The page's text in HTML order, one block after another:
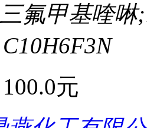
氟甲基喹啉
C10H6F3N
100.0元